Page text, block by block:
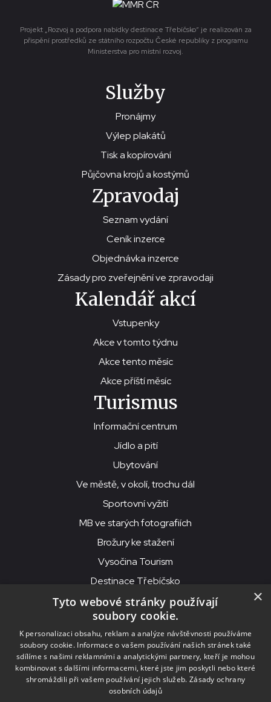
Projekt „Rozvoj a podpora nabídky destinace Třebíčsko“ je realizován za
přispění prostředků ze státního rozpočtu České republiky z programu
Ministerstva pro místní rozvoj.
Služby
Pronájmy
Výlep plakátů
Tisk a kopírování
Půjčovna krojů a kostýmů
Zpravodaj
Seznam vydání
Ceník inzerce
Objednávka inzerce
Zásady pro zveřejnění ve zpravodaji
Kalendář akcí
Vstupenky
Akce v tomto týdnu
Akce tento měsíc
Akce příští měsíc
Turismus
Informační centrum
Jídlo a pití
Ubytování
Ve městě, v okolí, trochu dál
Sportovní vyžití
MB ve starých fotografiích
Brožury ke stažení
Vysočina Tourism
Destinace Třebíčsko
© 2026MKS Beseda Mor. Budějovice
MKS Beseda, příspěvková organizace, Purcnerova 62, 676 02
Moravské Budějovice
IČO: 00091758, DIČ: CZ00091758, ID datové schránky: chjn2kd
×
Tyto webové stránky používají
soubory cookie.
K personalizaci obsahu, reklam a analýze návštěvnosti používáme
soubory cookie. Informace o vašem používání našich stránek také
sdílíme s našimi reklamními a analytickými partnery, kteří je mohou
kombinovat s dalšími informacemi, které jste jim poskytli nebo které
shromáždili při vašem používání jejich služeb. Zásady ochrany
osobních údajů